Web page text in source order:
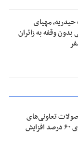
مهیای
وقفه به زائران
تعاونی‌های
خراسان رضوی ۶۰ درصد افزایش